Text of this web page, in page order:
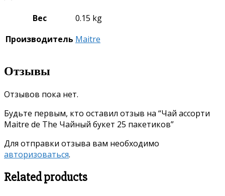
Вес
0.15 kg
Производитель Maitre
Отзывы
Отзывов пока нет.
Будьте первым, кто оставил отзыв на “Чай ассорти
Maitre de The Чайный букет 25 пакетиков”
Для отправки отзыва вам необходимо
авторизоваться.
Related products